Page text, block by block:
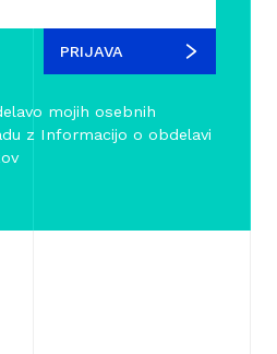
PRIJAVA
mojih osebnih
z Informacijo o obdelavi